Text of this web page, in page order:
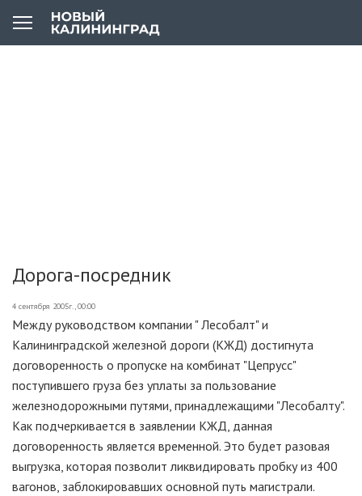
Дорога-посредник
4 сентября 2005г., 00:00
Между руководством компании " Лесобалт" и
Калининградской железной дороги (КЖД) достигнута
договоренность о пропуске на комбинат "Цепрусс"
поступившего груза без уплаты за пользование
железнодорожными путями, принадлежащими "Лесобалту".
Как подчеркивается в заявлении КЖД, данная
договоренность является временной. Это будет разовая
выгрузка, которая позволит ликвидировать пробку из 400
вагонов, заблокировавших основной путь магистрали.